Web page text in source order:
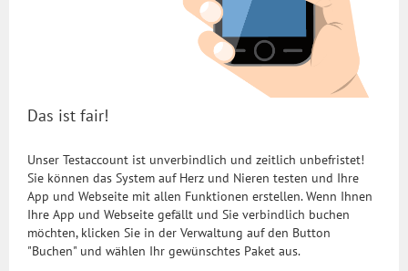
Das ist fair!
Unser Testaccount ist unverbindlich und zeitlich unbefristet!
Sie können das System auf Herz und Nieren testen und Ihre
App und Webseite mit allen Funktionen erstellen. Wenn Ihnen
Ihre App und Webseite gefällt und Sie verbindlich buchen
möchten, klicken Sie in der Verwaltung auf den Button
"Buchen" und wählen Ihr gewünschtes Paket aus.